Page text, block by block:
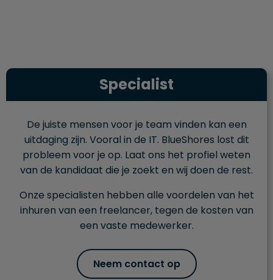
Specialist
De juiste mensen voor je team vinden kan een
uitdaging zijn. Vooral in de IT. BlueShores lost dit
probleem voor je op. Laat ons het profiel weten
van de kandidaat die je zoekt en wij doen de rest.
Onze specialisten hebben alle voordelen van het
inhuren van een freelancer, tegen de kosten van
een vaste medewerker.
Neem contact op